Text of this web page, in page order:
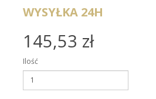
WYSYŁKA 24H
145,53 zł
Ilość